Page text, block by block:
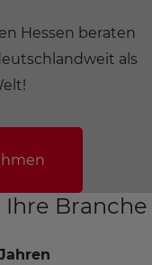
Hessen beraten
als
Ihre Branche